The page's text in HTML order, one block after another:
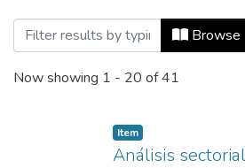
Browsing Notas políticas
Browse
Now showing 1 - 20 of 41
Item
Análisis